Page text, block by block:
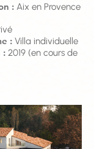
: Aix en Provence
: Villa individuelle
: 2019 (en cours de